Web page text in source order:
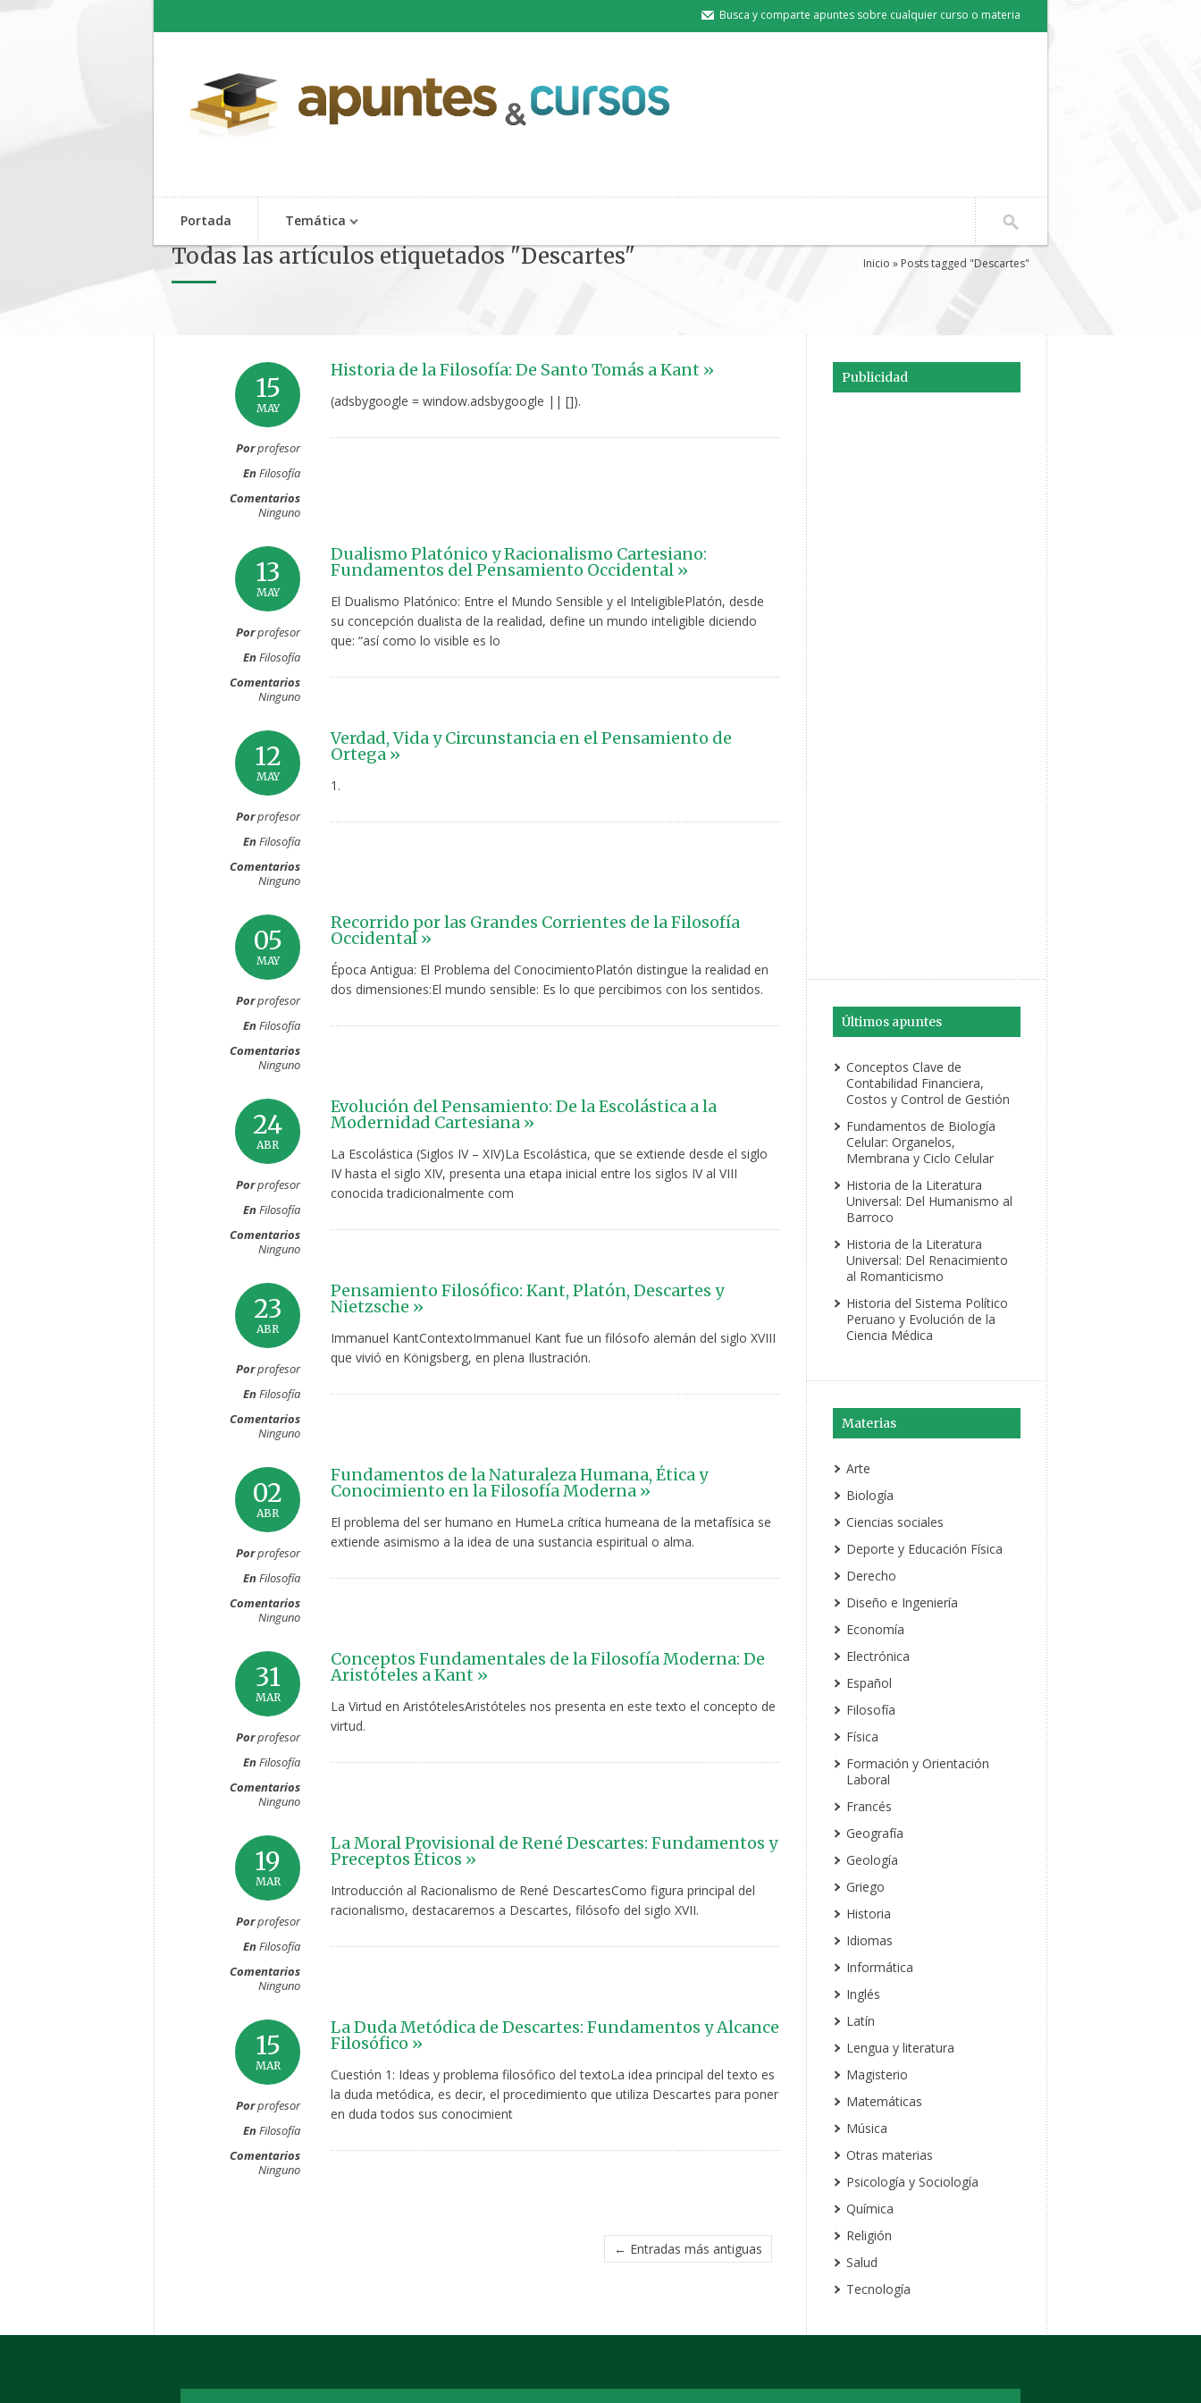
Busca y comparte apuntes sobre cualquier curso o materia
Portada Temática
Todas las artículos etiquetados "Descartes" Inicio » Posts tagged "Descartes"
15
MAY
Porprofesor
EnFilosofía
Comentarios
Ninguno
Historia de la Filosofía: De Santo Tomás a Kant »
(adsbygoogle = window.adsbygoogle || []).
13
MAY
Porprofesor
EnFilosofía
Comentarios
Ninguno
Dualismo Platónico y Racionalismo Cartesiano:
Fundamentos del Pensamiento Occidental »
El Dualismo Platónico: Entre el Mundo Sensible y el InteligiblePlatón, desde
su concepción dualista de la realidad, define un mundo inteligible diciendo
que: “así como lo visible es lo
12
MAY
Porprofesor
EnFilosofía
Comentarios
Ninguno
Verdad, Vida y Circunstancia en el Pensamiento de
Ortega »
1.
05
MAY
Porprofesor
EnFilosofía
Comentarios
Ninguno
Recorrido por las Grandes Corrientes de la Filosofía
Occidental »
Época Antigua: El Problema del ConocimientoPlatón distingue la realidad en
dos dimensiones:El mundo sensible: Es lo que percibimos con los sentidos.
24
ABR
Porprofesor
EnFilosofía
Comentarios
Ninguno
Evolución del Pensamiento: De la Escolástica a la
Modernidad Cartesiana »
La Escolástica (Siglos IV – XIV)La Escolástica, que se extiende desde el siglo
IV hasta el siglo XIV, presenta una etapa inicial entre los siglos IV al VIII
conocida tradicionalmente com
23
ABR
Porprofesor
EnFilosofía
Comentarios
Ninguno
Pensamiento Filosófico: Kant, Platón, Descartes y
Nietzsche »
Immanuel KantContextoImmanuel Kant fue un filósofo alemán del siglo XVIII
que vivió en Königsberg, en plena Ilustración.
02
ABR
Porprofesor
EnFilosofía
Comentarios
Ninguno
Fundamentos de la Naturaleza Humana, Ética y
Conocimiento en la Filosofía Moderna »
El problema del ser humano en HumeLa crítica humeana de la metafísica se
extiende asimismo a la idea de una sustancia espiritual o alma.
31
MAR
Porprofesor
EnFilosofía
Comentarios
Ninguno
Conceptos Fundamentales de la Filosofía Moderna: De
Aristóteles a Kant »
La Virtud en AristótelesAristóteles nos presenta en este texto el concepto de
virtud.
19
MAR
Porprofesor
EnFilosofía
Comentarios
Ninguno
La Moral Provisional de René Descartes: Fundamentos y
Preceptos Éticos »
Introducción al Racionalismo de René DescartesComo figura principal del
racionalismo, destacaremos a Descartes, filósofo del siglo XVII.
15
MAR
Porprofesor
EnFilosofía
Comentarios
Ninguno
La Duda Metódica de Descartes: Fundamentos y Alcance
Filosófico »
Cuestión 1: Ideas y problema filosófico del textoLa idea principal del texto es
la duda metódica, es decir, el procedimiento que utiliza Descartes para poner
en duda todos sus conocimient
← Entradas más antiguas
Publicidad
Últimos apuntes
Conceptos Clave de
Contabilidad Financiera,
Costos y Control de Gestión
Fundamentos de Biología
Celular: Organelos,
Membrana y Ciclo Celular
Historia de la Literatura
Universal: Del Humanismo al
Barroco
Historia de la Literatura
Universal: Del Renacimiento
al Romanticismo
Historia del Sistema Político
Peruano y Evolución de la
Ciencia Médica
Materias
Arte
Biología
Ciencias sociales
Deporte y Educación Física
Derecho
Diseño e Ingeniería
Economía
Electrónica
Español
Filosofía
Física
Formación y Orientación
Laboral
Francés
Geografía
Geología
Griego
Historia
Idiomas
Informática
Inglés
Latín
Lengua y literatura
Magisterio
Matemáticas
Música
Otras materias
Psicología y Sociología
Química
Religión
Salud
Tecnología